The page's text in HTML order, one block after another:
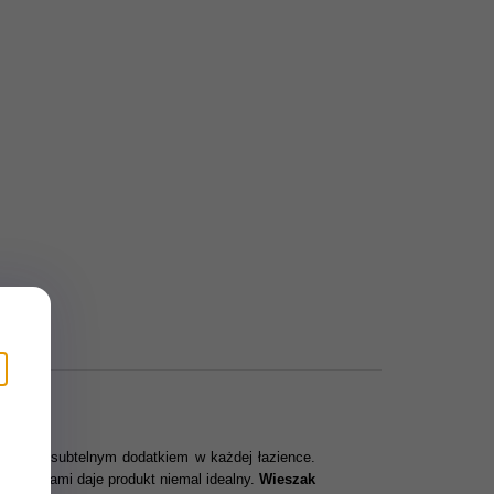
i subtelnym dodatkiem w każdej łazience.
daje produkt niemal idealny. Wieszak